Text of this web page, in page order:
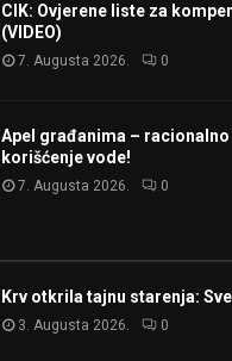
CIK: Ovjerene liste za
(VIDEO)
7. Augusta 2026. 0
Apel građanima –
korišćenje vode!
7. Augusta 2026. 0
Krv otkrila tajnu starenja:
3. Augusta 2026. 0